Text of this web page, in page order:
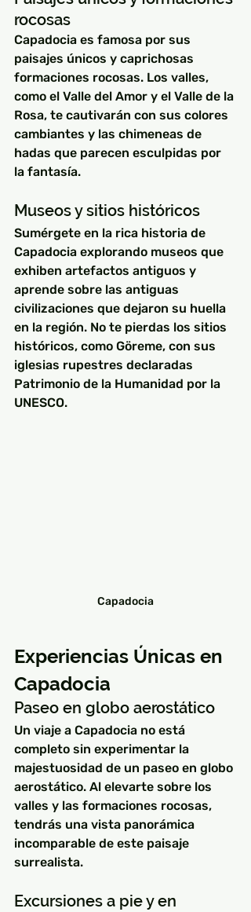
rocosas
Capadocia es famosa por sus
paisajes únicos y caprichosas
formaciones rocosas. Los valles,
como el Valle del Amor y el Valle de la
Rosa, te cautivarán con sus colores
cambiantes y las chimeneas de
hadas que parecen esculpidas por
la fantasía.
Museos y sitios históricos
Sumérgete en la rica historia de
Capadocia explorando museos que
exhiben artefactos antiguos y
aprende sobre las antiguas
civilizaciones que dejaron su huella
en la región. No te pierdas los sitios
históricos, como Göreme, con sus
iglesias rupestres declaradas
Patrimonio de la Humanidad por la
UNESCO.
Capadocia
Experiencias Únicas en
Capadocia
Paseo en globo aerostático
Un viaje a Capadocia no está
completo sin experimentar la
majestuosidad de un paseo en globo
aerostático. Al elevarte sobre los
valles y las formaciones rocosas,
tendrás una vista panorámica
incomparable de este paisaje
surrealista.
Excursiones a pie y en